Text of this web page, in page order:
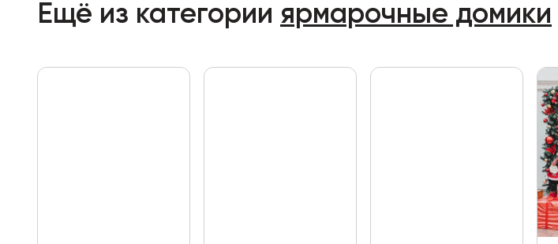
Ещё из категории ярмарочные домики